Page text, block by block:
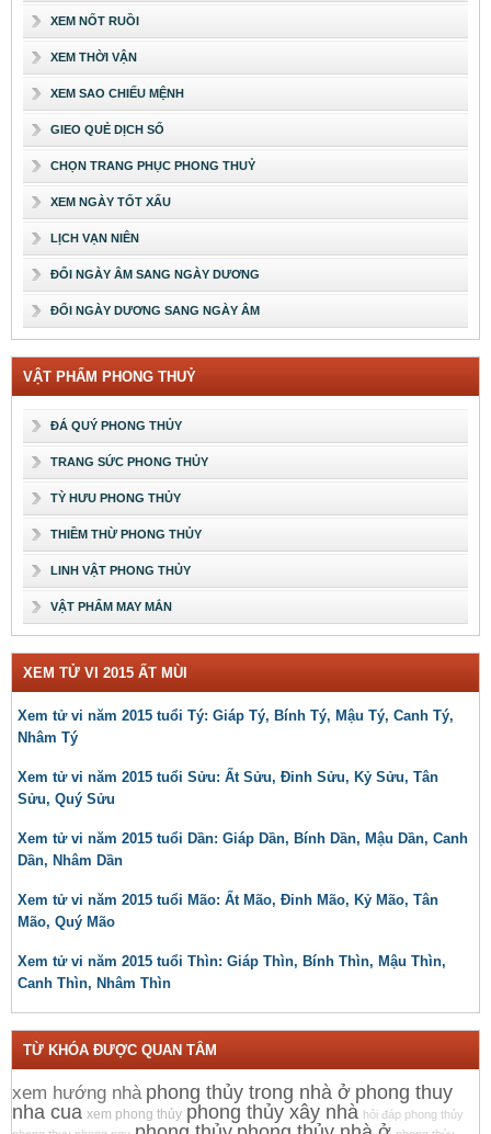
XEM NỐT RUỒI
XEM THỜI VẬN
XEM SAO CHIẾU MỆNH
GIEO QUẺ DỊCH SỐ
CHỌN TRANG PHỤC PHONG THUỶ
XEM NGÀY TỐT XẤU
LỊCH VẠN NIÊN
ĐỔI NGÀY ÂM SANG NGÀY DƯƠNG
ĐỔI NGÀY DƯƠNG SANG NGÀY ÂM
VẬT PHẨM PHONG THUỶ
ĐÁ QUÝ PHONG THỦY
TRANG SỨC PHONG THỦY
TỲ HƯU PHONG THỦY
THIỀM THỪ PHONG THỦY
LINH VẬT PHONG THỦY
VẬT PHẨM MAY MẮN
XEM TỬ VI 2015 ẤT MÙI
Xem tử vi năm 2015 tuổi Tý: Giáp Tý, Bính Tý, Mậu Tý, Canh Tý,
Nhâm Tý
Xem tử vi năm 2015 tuổi Sửu: Ất Sửu, Đinh Sửu, Kỷ Sửu, Tân
Sửu, Quý Sửu
Xem tử vi năm 2015 tuổi Dần: Giáp Dần, Bính Dần, Mậu Dần, Canh
Dần, Nhâm Dần
Xem tử vi năm 2015 tuổi Mão: Ất Mão, Đinh Mão, Kỷ Mão, Tân
Mão, Quý Mão
Xem tử vi năm 2015 tuổi Thìn: Giáp Thìn, Bính Thìn, Mậu Thìn,
Canh Thìn, Nhâm Thìn
TỪ KHÓA ĐƯỢC QUAN TÂM
xem hướng nhà phong thủy trong nhà ở phong thuy
nha cua xem phong thủy phong thủy xây nhà hỏi đáp phong thủy